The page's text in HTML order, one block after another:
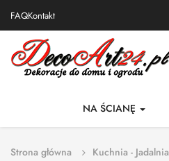
FAQKontakt
NA ŚCIANĘ
Strona główna Kuchnia - Jadalnia